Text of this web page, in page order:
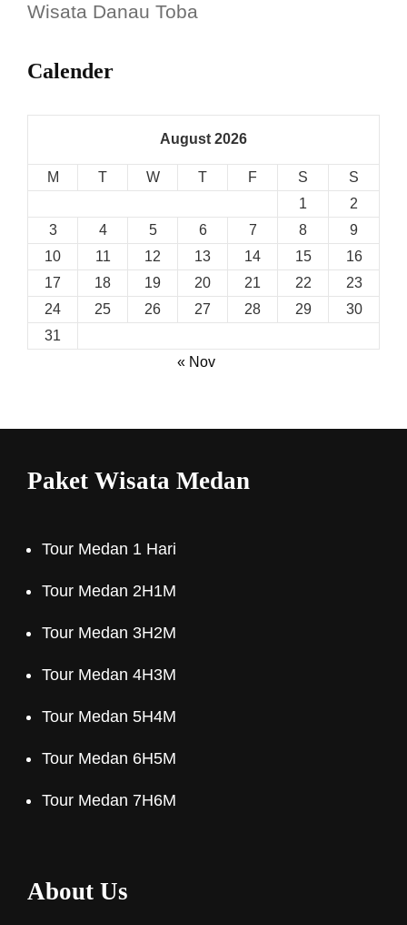
Wisata Danau Toba
Calender
August 2026
M T W T F S
S
1
2
3
4 5 6 7 8
9
10
11 12 13 14 15
16
17
18 19 20 21 22
23
24
25 26 27 28 29
30
31
« Nov
Paket Wisata Medan
Tour Medan 1 Hari
Tour Medan 2H1M
Tour Medan 3H2M
Tour Medan 4H3M
Tour Medan 5H4M
Tour Medan 6H5M
Tour Medan 7H6M
About Us